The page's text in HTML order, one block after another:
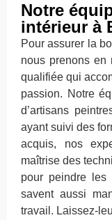
Notre
intérieur à
Pour assurer la
nous prenons en
qualifiée qui
passion. Notre
d’artisans
ayant suivi des
acquis, nos
maîtrise des
pour peindre
savent aussi
travail. Laissez-